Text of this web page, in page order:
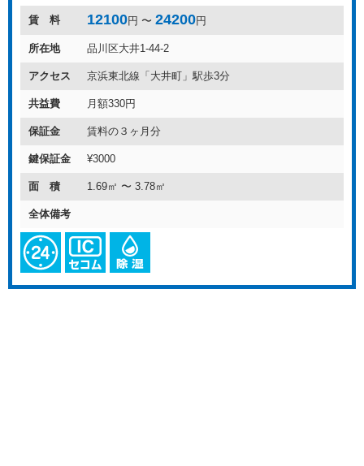
賃 料 12100円 〜 24200円
所在地 品川区大井1-44-2
アクセス 京浜東北線「大井町」駅歩3分
共益費 月額330円
保証金 賃料の３ヶ月分
鍵保証金 ¥3000
面 積 1.69㎡ 〜 3.78㎡
全体備考